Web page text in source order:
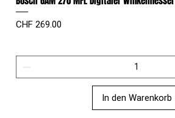
Preis
CHF 269.00
In den Warenkorb